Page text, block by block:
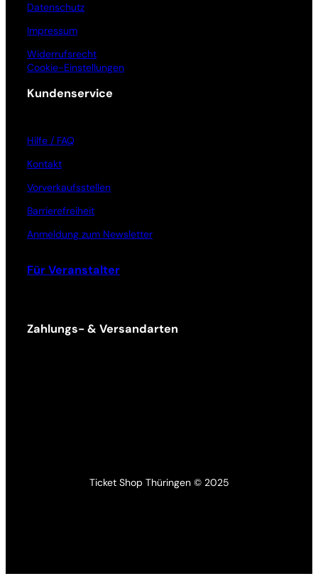
Datenschutz
Impressum
Widerrufsrecht
Cookie-Einstellungen
Kundenservice
Hilfe / FAQ
Kontakt
Vorverkaufsstellen
Barrierefreiheit
Anmeldung zum Newsletter
Für Veranstalter
Zahlungs- & Versandarten
Ticket Shop Thüringen © 2025